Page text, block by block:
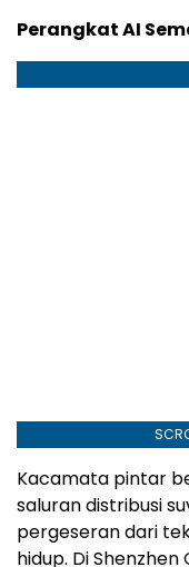
Perangkat AI
Kacamata pintar
saluran distribusi
pergeseran dari
hidup. Di